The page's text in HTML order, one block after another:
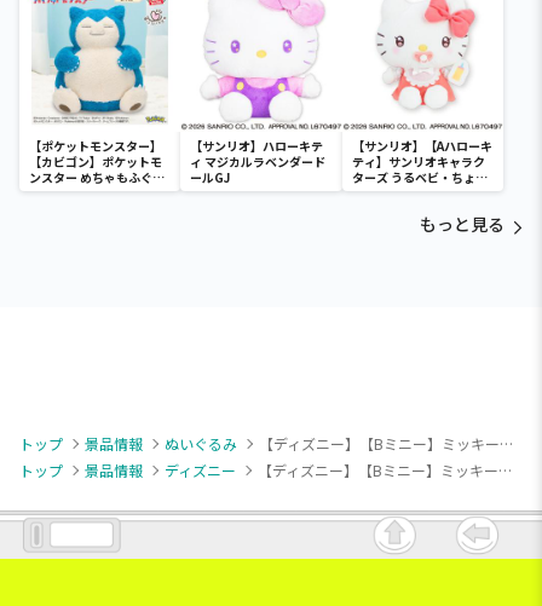
【ポケットモンスター】
【カビゴン】ポケットモ
ンスター めちゃもふぐっ
と ほっこりいやされぬい
【サンリオ】ハローキテ
ィ マジカルラベンダード
ールGJ
【サンリオ】【Aハローキ
ティ】サンリオキャラク
ターズ うるベビ・ちょい
デカドール
もっと見る
トップ 景品情報 ぬいぐるみ
【ディズニー】【Bミニー】ミッキー＆ミニー デココレ チャイナ服BIGぬいぐるみ
トップ
景品情報 ディズニー 【ディズニー】【Bミニー】ミッキー＆ミニー デココレ チャイナ服BIGぬいぐるみ